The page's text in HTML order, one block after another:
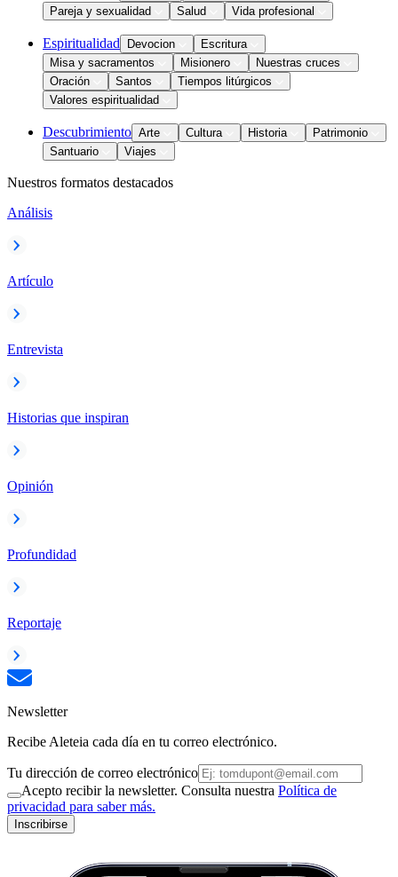
Pareja y sexualidad
Salud Vida profesional
Espiritualidad Devocion
Escritura
Misa y sacramentos
Misionero
Nuestras cruces
Oración
Santos
Tiempos litúrgicos
Valores espiritualidad
Descubrimiento Arte Cultura Historia
Patrimonio
Santuario
Viajes
Nuestros formatos destacados
Análisis
Artículo
Entrevista
Historias que inspiran
Opinión
Profundidad
Reportaje
Newsletter
Recibe Aleteia cada día en tu correo electrónico.
Tu dirección de correo electrónico
Acepto recibir la newsletter. Consulta nuestra Política de
privacidad para saber más.
Inscribirse